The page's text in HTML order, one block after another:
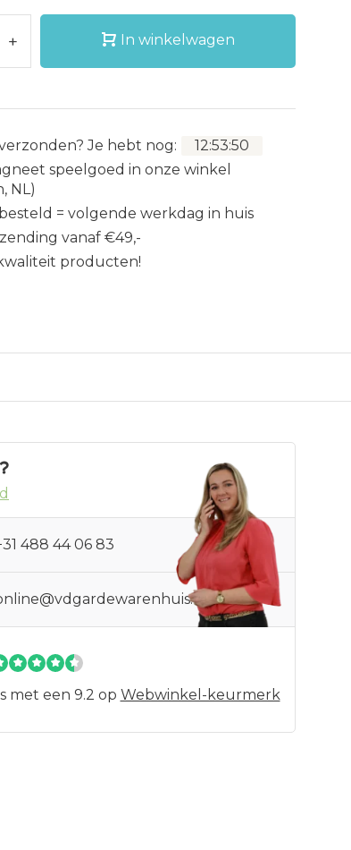
+ In winkelwagen
Je hebt nog: 12:53:49
speelgoed in onze winkel
NL)
= volgende werkdag in huis
vanaf €49,-
producten!
488 44 06 83
met een 9.2 op Webwinkel-keurmerk